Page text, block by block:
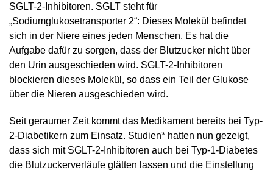
SGLT-2-Inhibitoren. SGLT steht für
„Sodiumglukosetransporter 2“: Dieses Molekül befindet
sich in der Niere eines jeden Menschen. Es hat die
Aufgabe dafür zu sorgen, dass der Blutzucker nicht über
den Urin ausgeschieden wird. SGLT-2-Inhibitoren
blockieren dieses Molekül, so dass ein Teil der Glukose
über die Nieren ausgeschieden wird.
Seit geraumer Zeit kommt das Medikament bereits bei Typ-
2-Diabetikern zum Einsatz. Studien* hatten nun gezeigt,
dass sich mit SGLT-2-Inhibitoren auch bei Typ-1-Diabetes
die Blutzuckerverläufe glätten lassen und die Einstellung